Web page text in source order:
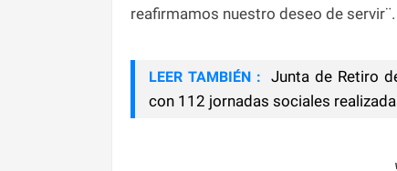
reafirmamos nuestro deseo de servir¨.
LEER TAMBIÉN :
Junta de Retiro
con 112 jornadas sociales